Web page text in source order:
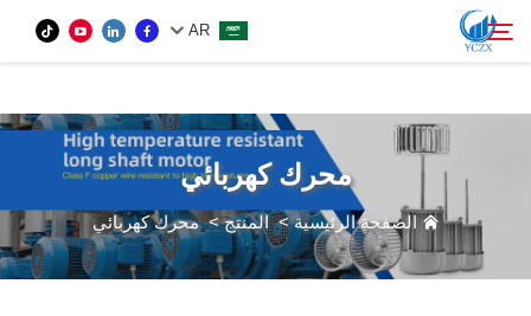
var images = document.getElementsByTagName('img'); for (var i = 0; i <
images.length; i++) { if (!images[i].getAttribute('alt')) { images[i].setAttribute('alt', ''); } }
AR
من نحن
بحث محرك كهربائي
الصفحة الرئيسية>المنتج>محرك كهربائي